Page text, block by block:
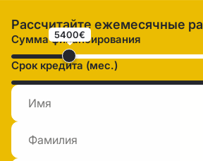
Рассчитайте ежемесячные
Сумма финансирования
5400€
Срок кредита (мес.)